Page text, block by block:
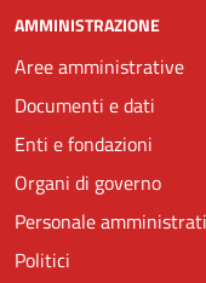
AMMINISTRAZIONE
Aree amministrative
Documenti e dati
Enti e fondazioni
Organi di governo
Personale
Politici